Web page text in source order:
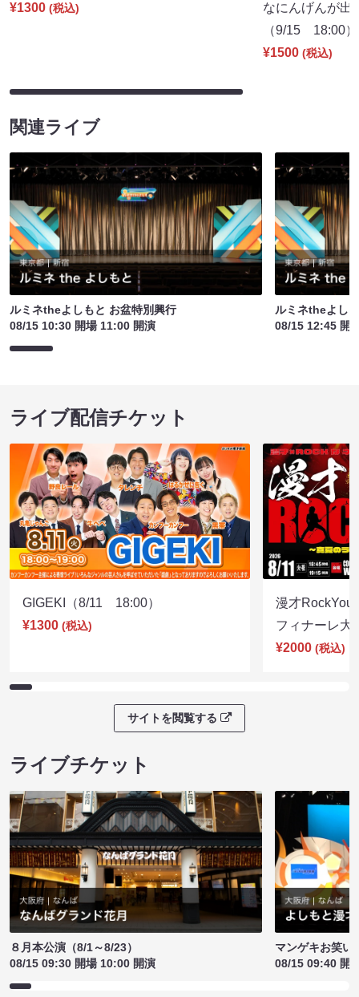
¥1300 (税込)
なにんげんが出
（9/15 18:00）
¥1500 (税込)
関連ライブ
ルミネtheよしもと お盆特別興行
08/15 10:30 開場 11:00 開演
ルミネtheよし
08/15 12:45 開
ライブ配信チケット
GIGEKI（8/11 18:00）
¥1300 (税込)
漫才RockYou
フィナーレ
¥2000 (税込)
サイトを閲覧する
ライブチケット
８月本公演（8/1～8/23）
08/15 09:30 開場 10:00 開演
マンゲキお笑い
08/15 09:40 開